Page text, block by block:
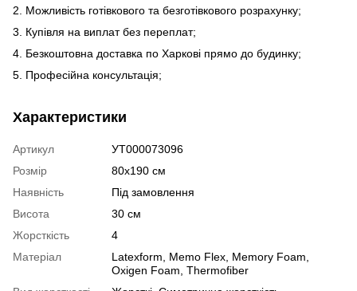
2. Можливість готівкового та безготівкового розрахунку;
3. Купівля на виплат без переплат;
4. Безкоштовна доставка по Харкові прямо до будинку;
5. Професійна консультація;
Характеристики
Артикул
УТ000073096
Розмір
80х190 см
Наявність
Під замовлення
Висота
30 см
Жорсткість
4
Матеріал
Latexform Memo Flex Memory Foam
Oxigen Foam Thermofiber